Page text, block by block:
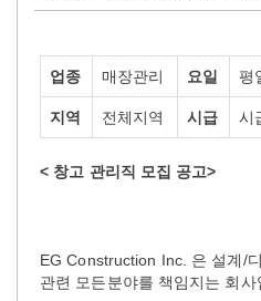
업종 매장관리 요일 평
지역 전체지역 시급 시
< 창고 관리직 모집 공고>
EG Construction Inc. 은 설계/
관련 모든분야를 책임지는 회사